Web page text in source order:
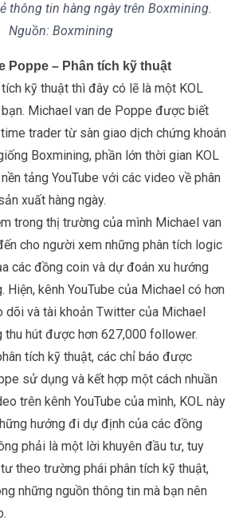
thông tin hàng ngày trên Boxmining.
Nguồn: Boxmining
Poppe – Phân tích kỹ thuật
tích kỹ thuật thì đây có lẽ là một KOL
Michael van de Poppe được biết
trader từ sàn giao dịch chứng khoán
Boxmining, phần lớn thời gian KOL
tảng YouTube với các video về phân
xuất hàng ngày.
trong thị trường của mình Michael van
cho người xem những phân tích logic
các đồng coin và dự đoán xu hướng
Hiện, kênh YouTube của Michael có hơn
dõi và tài khoản Twitter của Michael
thu hút được hơn 627,000 follower.
tích kỹ thuật, các chỉ báo được
sử dụng và kết hợp một cách nhuần
trên kênh YouTube của mình, KOL này
hướng đi dự định của các đồng
phải là một lời khuyên đầu tư, tuy
theo trường phái phân tích kỹ thuật,
những nguồn thông tin mà bạn nên